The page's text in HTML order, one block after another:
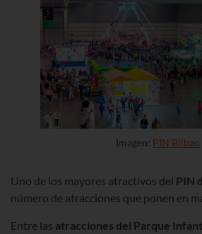
Imagen: PIN Bilbao
Uno de los mayores atractivos del PIN
número de atracciones que ponen en
Entre las atracciones del Parque